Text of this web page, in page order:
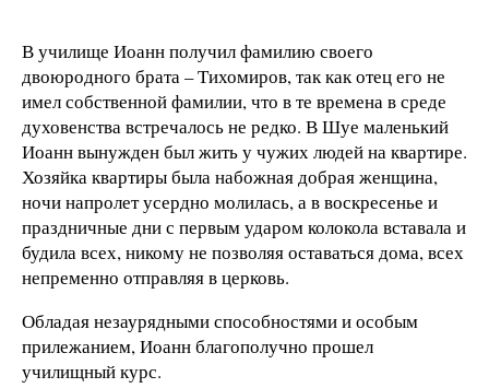
В училище Иоанн получил фамилию своего
двоюродного брата – Тихомиров, так как отец его не
имел собственной фамилии, что в те времена в среде
духовенства встречалось не редко. В Шуе маленький
Иоанн вынужден был жить у чужих людей на квартире.
Хозяйка квартиры была набожная добрая женщина,
ночи напролет усердно молилась, а в воскресенье и
праздничные дни с первым ударом колокола вставала и
будила всех, никому не позволяя оставаться дома, всех
непременно отправляя в церковь.
Обладая незаурядными способностями и особым
прилежанием, Иоанн благополучно прошел
училищный курс.